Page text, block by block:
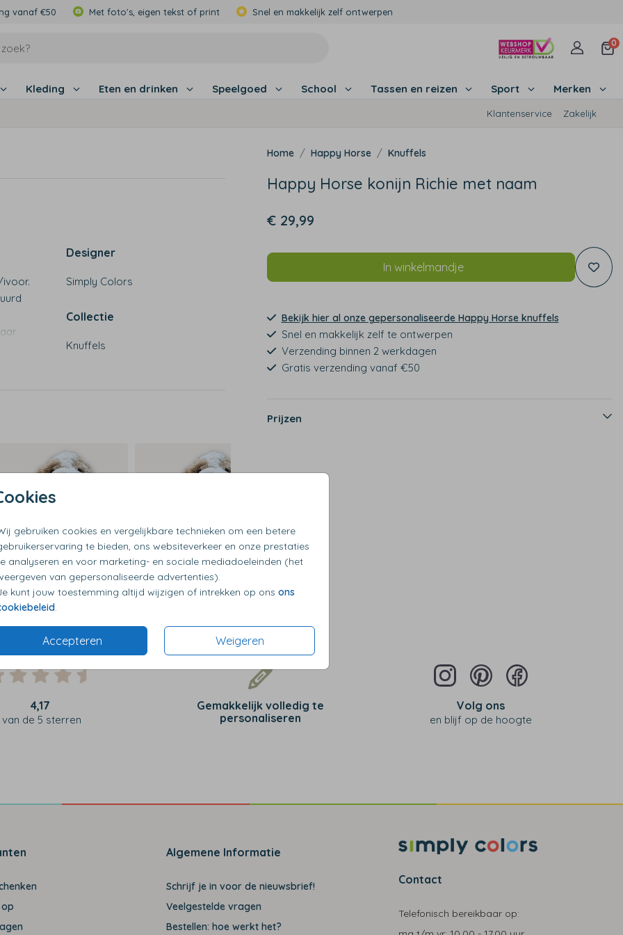
vanaf €50 Met foto's, eigen tekst of print Snel en makkelijk zelf ontwerpen
0
Kleding Eten en drinken Speelgoed School Tassen en reizen Sport Merken
Klantenservice Zakelijk
gebruiken cookies en vergelijkbare technieken om een betere
te bieden, ons websiteverkeer en onze prestaties
analyseren en voor marketing- en sociale mediadoeleinden (het
van gepersonaliseerde advertenties).
kunt jouw toestemming altijd wijzigen of intrekken op ons ons
Accepteren Weigeren
ivoor.
het
Designer
Simply Colors
Collectie
Knuffels
Happy Horse Knuffels
Happy Horse konijn Richie met naam
€ 29,99
In winkelmandje
Bekijk hier al onze gepersonaliseerde Happy Horse knuffels
Snel en makkelijk zelf te ontwerpen
Verzending binnen 2 werkdagen
Gratis verzending vanaf €50
Prijzen
4,17
van de 5 sterren
Gemakkelijk volledig te
personaliseren
Volg ons
en blijf op de hoogte
Algemene Informatie
Schrijf je in voor de nieuwsbrief!
Veelgestelde vragen
Bestellen: hoe werkt het?
Contact
Telefonisch bereikbaar op: